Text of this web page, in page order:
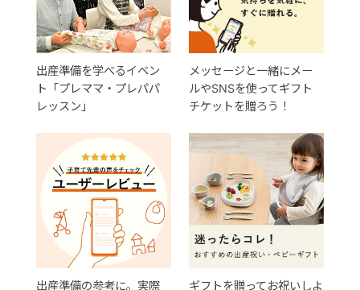
出産準備を学べるイベン
ト「プレママ・プレパパ
レッスン」
メッセージと一緒にメー
ルやSNSを使ってギフト
チケットを贈ろう！
出産準備の参考に。実際
ギフトを贈ってお祝いしよ